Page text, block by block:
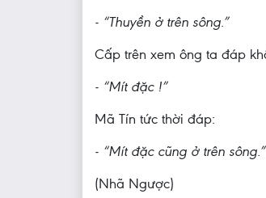
- “Thuyền ở trên sông.”
Cấp trên xem ông ta đáp
- “Mít đặc !”
Mã Tín tức thời đáp:
- “Mít đặc cũng ở trên sông.”
(Nhã Ngược)